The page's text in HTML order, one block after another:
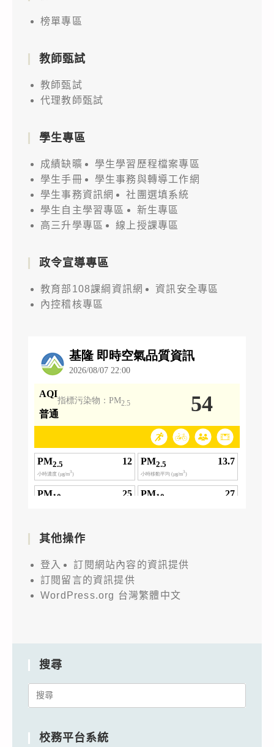
榜單專區
教師甄試
教師甄試
代理教師甄試
學生專區
成績缺曠
學生學習歷程檔案專區
學生手冊
學生事務與轉導工作網
學生事務資訊網
社團選填系統
學生自主學習專區
新生專區
高三升學專區
線上授課專區
政令宣導專區
教育部108課綱資訊網
資訊安全專區
內控稽核專區
其他操作
登入
訂閱網站內容的資訊提供
訂閱留言的資訊提供
WordPress.org 台灣繁體中文
搜尋
Search
校務平台系統